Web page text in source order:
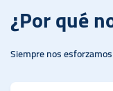
¿Por qué
Siempre nos